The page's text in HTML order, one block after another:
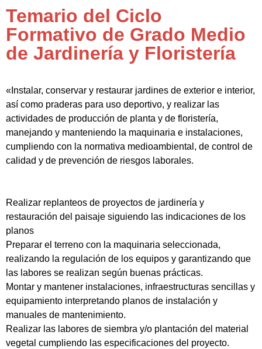
Temario del Ciclo
Formativo de Grado Medio
de Jardinería y Floristería
«Instalar, conservar y restaurar jardines de exterior e interior,
así como praderas para uso deportivo, y realizar las
actividades de producción de planta y de floristería,
manejando y manteniendo la maquinaria e instalaciones,
cumpliendo con la normativa medioambiental, de control de
calidad y de prevención de riesgos laborales.
Realizar replanteos de proyectos de jardinería y
restauración del paisaje siguiendo las indicaciones de los
planos
Preparar el terreno con la maquinaria seleccionada,
realizando la regulación de los equipos y garantizando que
las labores se realizan según buenas prácticas.
Montar y mantener instalaciones, infraestructuras sencillas y
equipamiento interpretando planos de instalación y
manuales de mantenimiento.
Realizar las labores de siembra y/o plantación del material
vegetal cumpliendo las especificaciones del proyecto.